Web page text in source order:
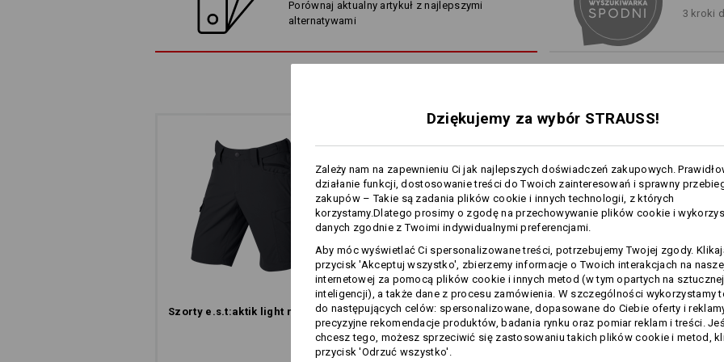
ze szlufkami do mocowania
wszystkie główne szwy
*Poza zakresem dostawy. Należy
Wskazówki pielęgnacyjne:
40°C
Suszyć w suszarce w niskiej
temperaturze
Nie czyścić na sucho
Personalizacja:
Samodzielne
więcej
Nasza taktyka: wkraczamy na nowe ścieżki, testujemy granice
poszukując idealnego połączenia lekkości i wytrzymałości – w połączeniu z
LEKKOŚĆ
Jak lekki może być materiał
robocze? A także: Jaka
sprawdza się w upalne
tkaniny robocze z
tradycyjny styl w
technologii – dla
Porównaj aktualny artykuł z najlepszymi
alternatywami
3 kroki
Szorty e.s.​t:aktik light ripstop
Szorty funkcyjne e.s.​
dynashield
Szorty funkcyjne e.s.​
dynashield solid
Dziękujemy za wybór STRAUSS!
Zależy nam na zapewnieniu Ci jak najlepszych doświadczeń zakupowych.
działanie funkcji, dostosowanie treści do Twoich zainteresowań i sprawny
zakupów – Takie są zadania plików cookie i innych technologii, z których
korzystamy.Dlatego prosimy o zgodę na przechowywanie plików cookie i
danych zgodnie z Twoimi indywidualnymi preferencjami.
Aby móc wyświetlać Ci spersonalizowane treści, potrzebujemy Twojej zgody.
przycisk 'Akceptuj wszystko', zbierzemy informacje o Twoich interakcjach na
internetowej za pomocą plików cookie i innych metod (w tym opartych na sztucznej
inteligencji), a także dane z procesu zamówienia. W szczególności wykorzystamy
do następujących celów: spersonalizowane, dopasowane do Ciebie oferty i
precyzyjne rekomendacje produktów, badania rynku oraz pomiar reklam i treści.
chcesz tego, możesz sprzeciwić się zastosowaniu takich plików cookie i metod,
przycisk 'Odrzuć wszystko'.